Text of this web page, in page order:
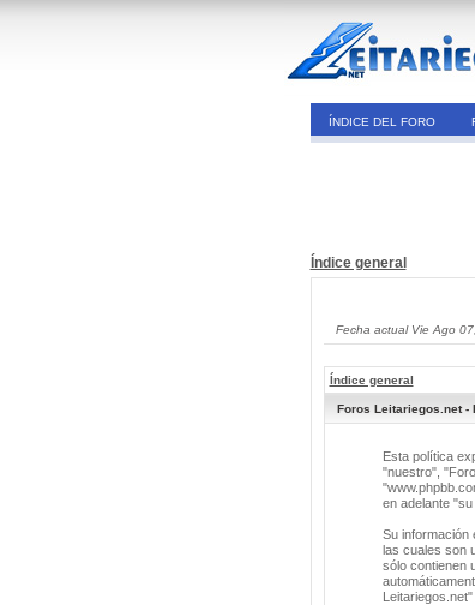
ÍNDICE DEL FORO
Índice general
Fecha actual Vie Ago
Índice general
Foros Leitariegos.net
Esta política
"nuestro",
en adelante "su
Su información
las cuales son
sólo contienen